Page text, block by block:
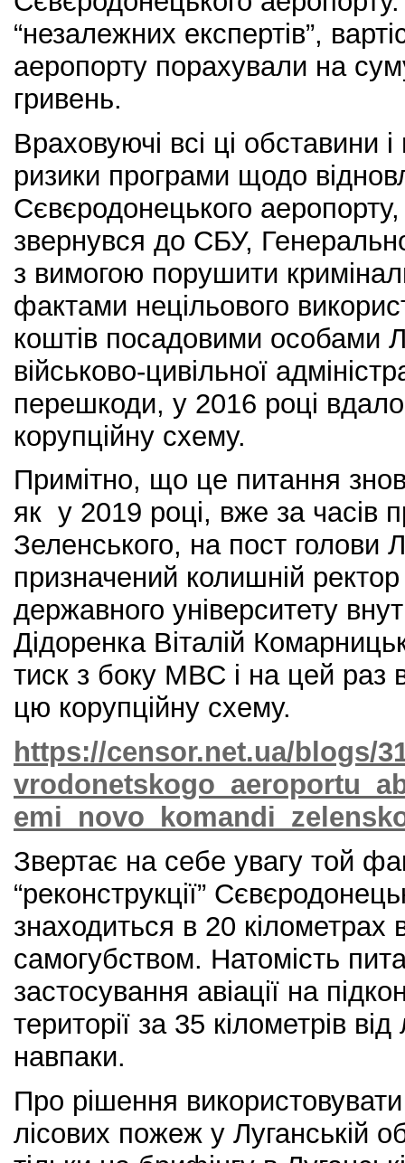
“незалежних експертів”,
аеропорту порахували на
гривень.
Враховуючі всі ці обставини
ризики програми щодо
Сєвєродонецького
звернувся до СБУ,
з вимогою порушити
фактами нецільового
коштів посадовими особами
військово-цивільної
перешкоди, у 2016 році
корупційну схему.
Примітно, що це питання
як у 2019 році, вже за часів
Зеленського, на пост голови
призначений колишній ректор
державного університету
Дідоренка Віталій
тиск з боку МВС і на цей раз
цю корупційну схему.
https://censor.net.ua/blogs/
Звертає на себе увагу той
“реконструкції”
знаходиться в 20 кілометрах
самогубством. Натомість
застосування авіації на
території за 35 кілометрів
навпаки.
Про рішення використовувати
лісових пожеж у Луганській